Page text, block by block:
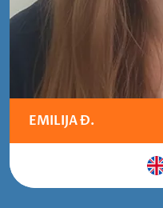
EMILIJA Đ.